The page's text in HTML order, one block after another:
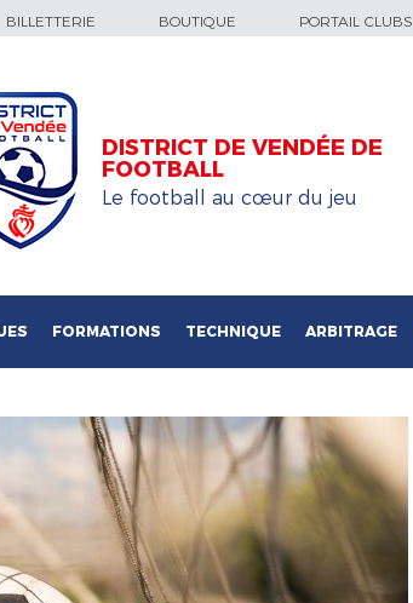
BILLETTERIE BOUTIQUE PORTAIL CLUBS
DISTRICT DE VENDÉE DE
FOOTBALL
Le football au cœur du jeu
FORMATIONS TECHNIQUE ARBITRAGE